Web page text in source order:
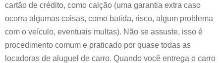
cartão de crédito, como calção (uma garantia extra caso
ocorra algumas coisas, como batida, risco, algum problema
com o veículo, eventuais multas). Não se assuste, isso é
procedimento comum e praticado por quase todas as
locadoras de aluguel de carro. Quando você entrega o carro